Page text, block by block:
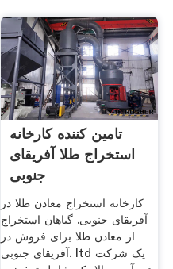
تامین کننده کارخانه
استخراج طلا آفریقای
جنوبی
کارخانه استخراج معادن طلا در
آفریقای جنوبی. گیاهان استخراج
از معادن طلا برای فروش در
آفریقای جنوبی. ltd یک شرکت